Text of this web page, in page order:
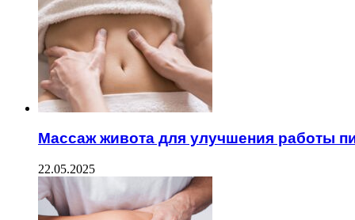
Массаж живота для улучшения работы
22.05.2025